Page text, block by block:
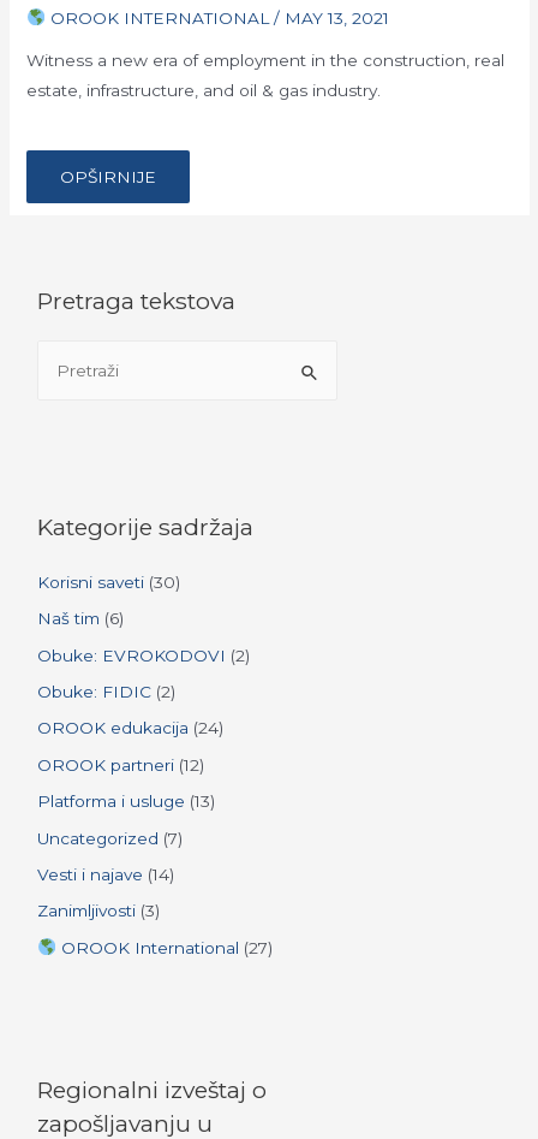
OROOK INTERNATIONAL / MAY 13, 2021
Witness a new era of employment in the construction, real
estate, infrastructure, and oil & gas industry.
…
BUILD
WITH
OROOK,
MIDDLE
EASTERN
OPŠIRNIJE
Pretraga tekstova
h
o
r
Kategorije sadržaja
Korisni saveti (30)
Naš tim (6)
Obuke: EVROKODOVI (2)
Obuke: FIDIC (2)
OROOK edukacija (24)
OROOK partneri (12)
Platforma i usluge (13)
Uncategorized (7)
Vesti i najave (14)
Zanimljivosti (3)
OROOK International (27)
Regionalni izveštaj o
zapošljavanju u